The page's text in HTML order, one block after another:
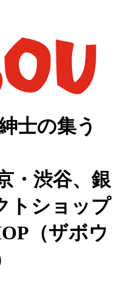
士の集う
・渋谷、銀
トショップ
（ザボウ